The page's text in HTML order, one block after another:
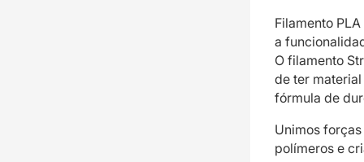
Filamento
a
O filamento
de ter
fórmula de
Unimos
polímeros e